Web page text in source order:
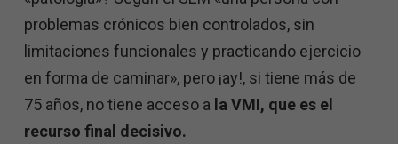
problemas crónicos bien controlados, sin
limitaciones funcionales y practicando ejercicio
en forma de caminar», pero ¡ay!, si tiene más de
75 años, no tiene acceso a la VMI, que es el
recurso final decisivo.